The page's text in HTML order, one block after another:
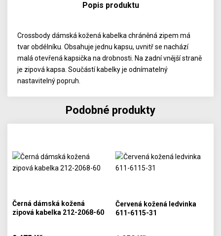
Popis produktu
Crossbody dámská kožená kabelka chráněná zipem má
tvar obdélníku. Obsahuje jednu kapsu, uvnitř se nachází
malá otevřená kapsička na drobnosti. Na zadní vnější straně
je zipová kapsa. Součástí kabelky je odnímatelný
nastavitelný popruh.
Podobné produkty
Černá dámská kožená
zipová kabelka 212-2068-60
Červená kožená ledvinka
611-6115-31